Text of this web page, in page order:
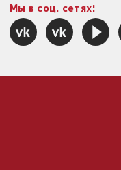
Мы в соц. сетях: